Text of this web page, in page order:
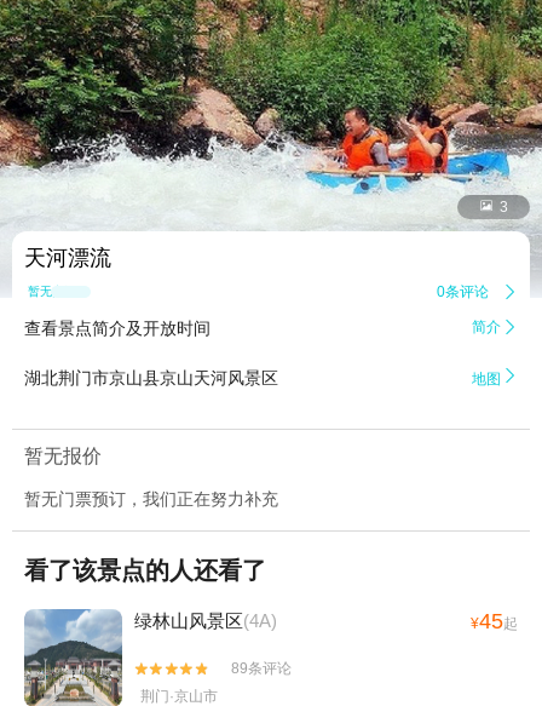
 3
天河漂流
暂无点评 0条评论 
查看景点简介及开放时间 简介 
湖北荆门市京山县京山天河风景区 地图 
暂无报价
暂无门票预订，我们正在努力补充
看了该景点的人还看了
绿林山风景区(4A) ¥45起


89条评论
荆门·京山市
